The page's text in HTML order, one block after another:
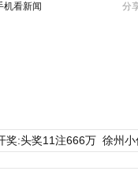
分
机看新闻
奖:头奖11注666万 徐州